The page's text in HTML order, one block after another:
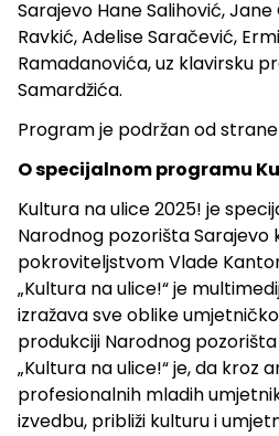
Sarajevo Hane Salihović,
Ravkić, Adelise Saračević,
Ramadanovića, uz klavirsku
Samardžića.
Program je podržan od strane
O specijalnom programu
Kultura na ulice 2025! je
Narodnog pozorišta Sarajevo
pokroviteljstvom Vlade
„Kultura na ulice!“ je
izražava sve oblike
produkciji Narodnog
„Kultura na ulice!“ je, da kroz
profesionalnih mladih
izvedbu, približi kulturu i